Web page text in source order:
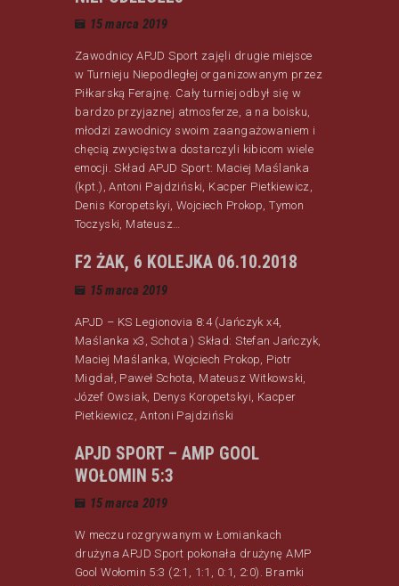
15 marca 2019
Zawodnicy APJD Sport zajęli drugie miejsce
w Turnieju Niepodległej organizowanym przez
Piłkarską Ferajnę. Cały turniej odbył się w
bardzo przyjaznej atmosferze, a na boisku,
młodzi zawodnicy swoim zaangażowaniem i
chęcią zwycięstwa dostarczyli kibicom wiele
emocji. Skład APJD Sport: Maciej Maślanka
(kpt.), Antoni Pajdziński, Kacper Pietkiewicz,
Denis Koropetskyi, Wojciech Prokop, Tymon
Toczyski, Mateusz…
F2 ŻAK, 6 KOLEJKA 06.10.2018
15 marca 2019
APJD – KS Legionovia 8:4 (Jańczyk x4,
Maślanka x3, Schota ) Skład: Stefan Jańczyk,
Maciej Maślanka, Wojciech Prokop, Piotr
Migdał, Paweł Schota, Mateusz Witkowski,
Józef Owsiak, Denys Koropetskyi, Kacper
Pietkiewicz, Antoni Pajdziński
APJD SPORT – AMP GOOL
WOŁOMIN 5:3
15 marca 2019
W meczu rozgrywanym w Łomiankach
drużyna APJD Sport pokonała drużynę AMP
Gool Wołomin 5:3 (2:1, 1:1, 0:1, 2:0). Bramki